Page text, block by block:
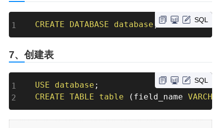
SQL
CREATE DATABASE database ;
7、创建表
SQL
USE database ;
CREATE TABLE table ( field_name